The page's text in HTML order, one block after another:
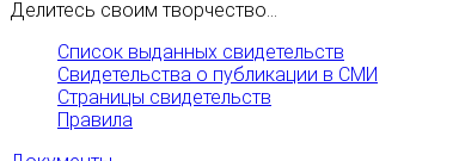
Делитесь своим творчество...
Список выданных свидетельств
Свидетельства о публикации в СМИ
Страницы свидетельств
Правила